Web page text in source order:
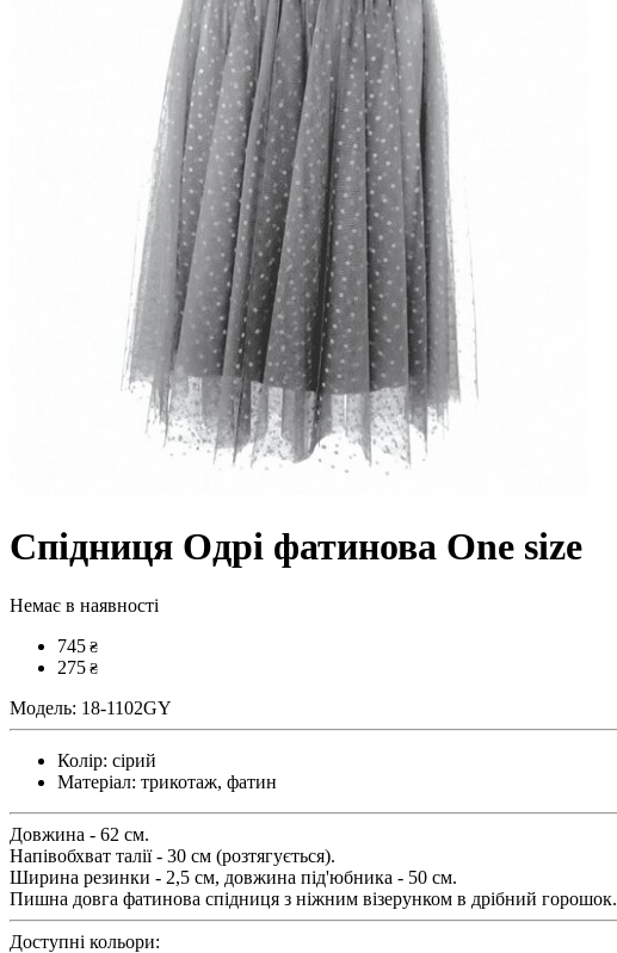
Спідниця Одрі фатинова One size
Немає в наявності
745 ₴
275 ₴
Модель: 18-1102GY
Колір: сірий
Матеріал: трикотаж, фатин
Довжина - 62 см.
Напівобхват талії - 30 см (розтягується).
Ширина резинки - 2,5 см, довжина під'юбника - 50 см.
Пишна довга фатинова спідниця з ніжним візерунком в дрібний горошок.
Доступні кольори: